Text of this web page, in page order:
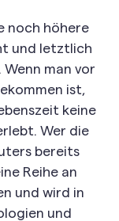
noch höhere
und letztlich
man vor
ist,
keine
Wer die
bereits
Reihe an
und wird in
und